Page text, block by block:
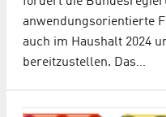
anwendungsorientierte
auch im Haushalt 2024
bereitzustellen. Das…